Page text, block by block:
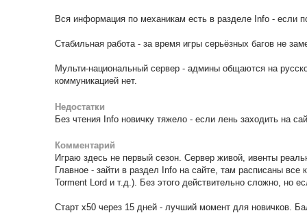
Вся информация по механикам есть в разделе Info - если
Стабильная работа - за время игры серьёзных багов не
Мульти-национальный сервер - админы общаются на
коммуникацией нет.
Недостатки
Без чтения Info новичку тяжело - если лень заходить на
Комментарий
Играю здесь не первый сезон. Сервер живой, ивенты
Главное - зайти в раздел Info на сайте, там расписаны
Torment Lord и т.д.). Без этого действительно сложно, но
Старт x50 через 15 дней - лучший момент для новичков.